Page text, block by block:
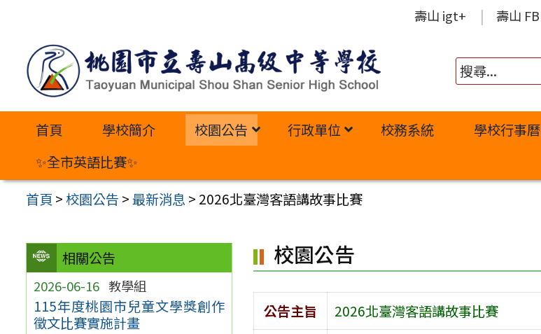
內
壽山 igt+ 壽山 FB
首頁 學校簡介 校園公告 行政單位 校務系統 學校行事曆
✨全市英語比賽✨
首頁 >校園公告 >最新消息 > 2026北臺灣客語講故事比賽
相關公告
2026-06-16 教學組
115年度桃園市兒童文學獎創作
徵文比賽實施計畫
校園公告
公告主旨
2026北臺灣客語講故事比賽